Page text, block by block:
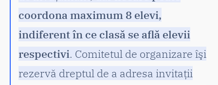
coordona maximum 8 elevi,
indiferent în ce clasă se află elevii
respectivi. Comitetul de organizare îşi
rezervă dreptul de a adresa invitaţii